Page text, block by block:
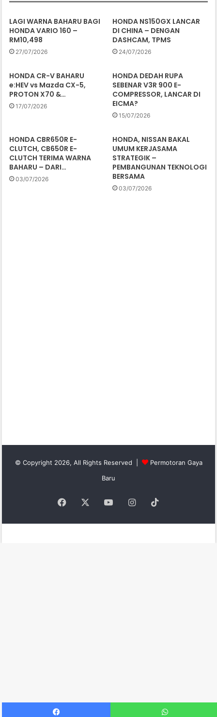
LAGI WARNA BAHARU BAGI
HONDA VARIO 160 –
RM10,498
27/07/2026
HONDA NS150GX LANCAR
DI CHINA – DENGAN
DASHCAM, TPMS
24/07/2026
HONDA CR-V BAHARU
e:HEV vs Mazda CX-5,
PROTON X70 &…
17/07/2026
HONDA DEDAH RUPA
SEBENAR V3R 900 E-
COMPRESSOR, LANCAR DI
EICMA?
15/07/2026
HONDA CBR650R E-
CLUTCH, CB650R E-
CLUTCH TERIMA WARNA
BAHARU – DARI…
03/07/2026
HONDA, NISSAN BAKAL
UMUM KERJASAMA
STRATEGIK –
PEMBANGUNAN TEKNOLOGI
BERSAMA
03/07/2026
© Copyright 2026, All Rights Reserved |
Permotoran Gaya
Baru
Facebook YouTubeInstagram